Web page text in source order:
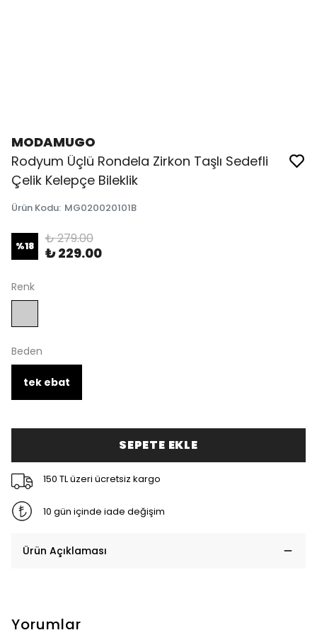
MODAMUGO
Rodyum Üçlü Rondela Zirkon Taşlı Sedefli
Çelik Kelepçe Bileklik
Ürün Kodu: MG020020101B
%18 ₺ 279.00
₺ 229.00
Renk
Beden
tek ebat
SEPETE EKLE
150 TL üzeri ücretsiz kargo
10 gün içinde iade değişim
Ürün Açıklaması
Yorumlar